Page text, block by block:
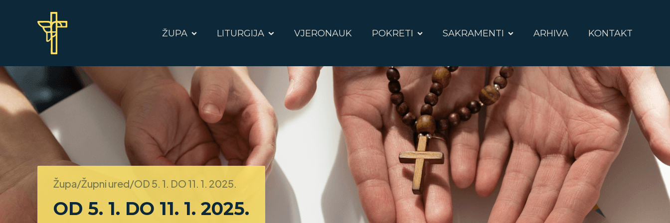
ŽUPA LITURGIJA VJERONAUK POKRETI SAKRAMENTI ARHIVA KONTAKT
Župa/Župni ured/OD 5. 1. DO 11. 1. 2025.
OD 5. 1. DO 11. 1. 2025.